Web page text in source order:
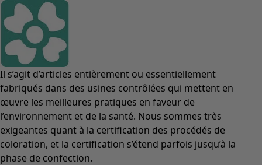
Il s’agit d’articles entièrement ou essentiellement
fabriqués dans des usines contrôlées qui mettent en
œuvre les meilleures pratiques en faveur de
l’environnement et de la santé. Nous sommes très
exigeantes quant à la certification des procédés de
coloration, et la certification s’étend parfois jusqu’à la
phase de confection.